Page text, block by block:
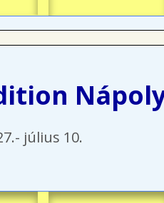
július 10.